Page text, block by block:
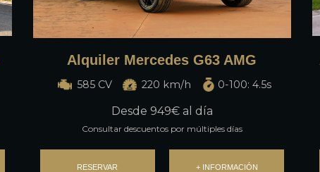
Alquiler Mercedes G63 AMG
585 CV 220 km/h 0-100: 4.5s
Desde 949€ al día
Consultar descuentos por múltiples días
RESERVAR + INFORMACIÓN